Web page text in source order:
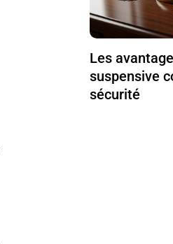
Les
suspensive
sécurité